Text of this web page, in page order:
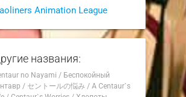
Animation League
названия:
no Nayami / Беспокойный
/ セントールの悩み / A Centaur`s